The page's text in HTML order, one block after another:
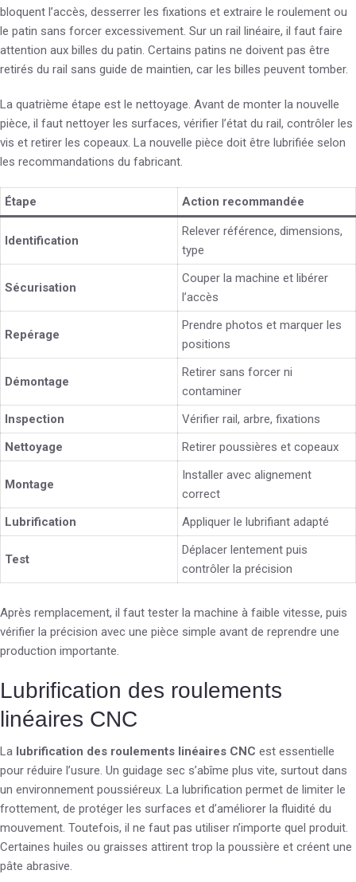
bloquent l’accès, desserrer les fixations et extraire le roulement ou
le patin sans forcer excessivement. Sur un rail linéaire, il faut faire
attention aux billes du patin. Certains patins ne doivent pas être
retirés du rail sans guide de maintien, car les billes peuvent tomber.
La quatrième étape est le nettoyage. Avant de monter la nouvelle
pièce, il faut nettoyer les surfaces, vérifier l’état du rail, contrôler les
vis et retirer les copeaux. La nouvelle pièce doit être lubrifiée selon
les recommandations du fabricant.
Étape Action recommandée
Identification
Relever référence, dimensions,
type
Sécurisation
Couper la machine et libérer
l’accès
Repérage
Prendre photos et marquer les
positions
Démontage
Retirer sans forcer ni
contaminer
Inspection
Vérifier rail, arbre, fixations
Nettoyage
Retirer poussières et copeaux
Montage
Installer avec alignement
correct
Lubrification
Appliquer le lubrifiant adapté
Test
Déplacer lentement puis
contrôler la précision
Après remplacement, il faut tester la machine à faible vitesse, puis
vérifier la précision avec une pièce simple avant de reprendre une
production importante.
Lubrification des roulements
linéaires CNC
La lubrification des roulements linéaires CNC est essentielle
pour réduire l’usure. Un guidage sec s’abîme plus vite, surtout dans
un environnement poussiéreux. La lubrification permet de limiter le
frottement, de protéger les surfaces et d’améliorer la fluidité du
mouvement. Toutefois, il ne faut pas utiliser n’importe quel produit.
Certaines huiles ou graisses attirent trop la poussière et créent une
pâte abrasive.